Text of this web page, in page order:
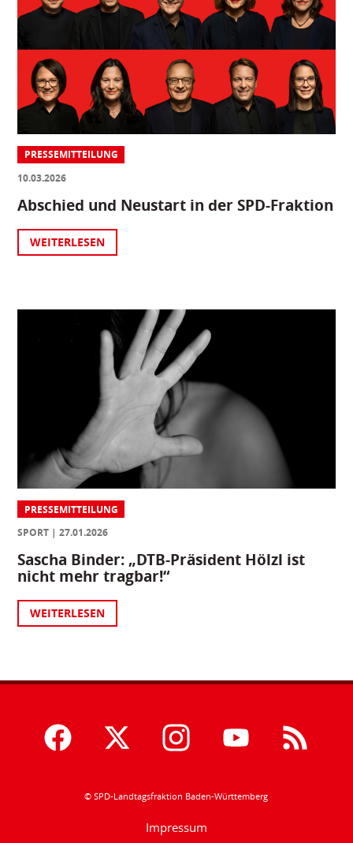
PRESSEMITTEILUNG
10.03.2026
Abschied und Neustart in der SPD-Fraktion
WEITERLESEN
PRESSEMITTEILUNG
SPORT
27.01.2026
Sascha Binder: „DTB-Präsident Hölzl ist
nicht mehr tragbar!“
WEITERLESEN
© SPD-Landtagsfraktion Baden-Württemberg
Impressum